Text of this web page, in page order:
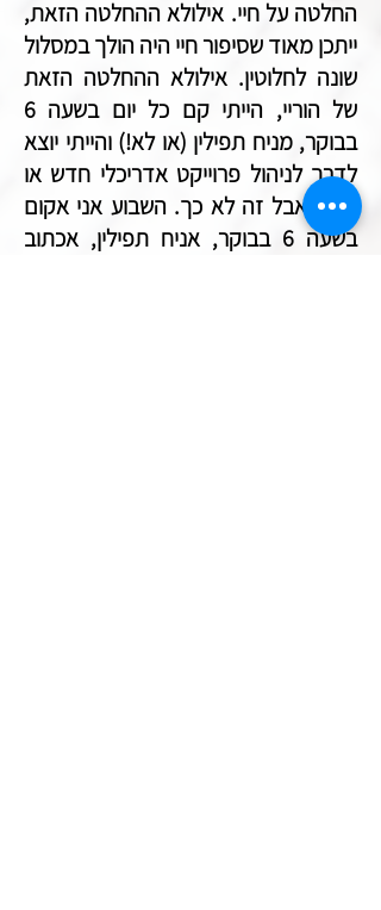
החלטה על חיי. אילולא ההחלטה הזאת,
ייתכן מאוד שסיפור חיי היה הולך במסלול
שונה לחלוטין. אילולא ההחלטה הזאת
של הוריי, הייתי קם כל יום בשעה 6
בבוקר, מניח תפילין (או לא!) והייתי יוצא
לדרך לניהול פרוייקט אדריכלי חדש או
קיים. אבל זה לא כך. השבוע אני אקום
בשעה 6 בבוקר, אניח תפילין, אכתוב